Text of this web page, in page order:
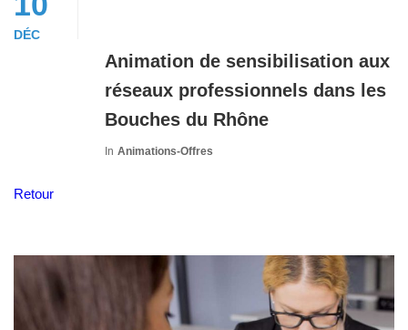
DÉC
Animation de sensibilisation aux
réseaux professionnels dans les
Bouches du Rhône
In Animations-Offres
Retour